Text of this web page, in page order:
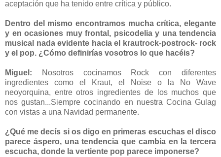
aceptación que ha tenido entre crítica y público.
Dentro del mismo encontramos mucha crítica, elegante
y en ocasiones muy frontal, psicodelia y una tendencia
musical nada evidente hacia el krautrock-postrock- rock
y el pop. ¿Cómo definirías vosotros lo que hacéis?
Miguel: Nosotros cocinamos Rock con diferentes
ingredientes como el Kraut, el Noise o la No Wave
neoyorquina, entre otros ingredientes de los muchos que
nos gustan...Siempre cocinando en nuestra Cocina Gulag
con vistas a una Navidad permanente.
¿Qué me decís si os digo en primeras escuchas el disco
parece áspero, una tendencia que cambia en la tercera
escucha, donde la vertiente pop parece imponerse?